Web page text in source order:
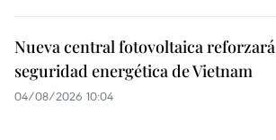
Nueva central fotovoltaica reforzará
seguridad energética de Vietnam
04/08/2026 10:04